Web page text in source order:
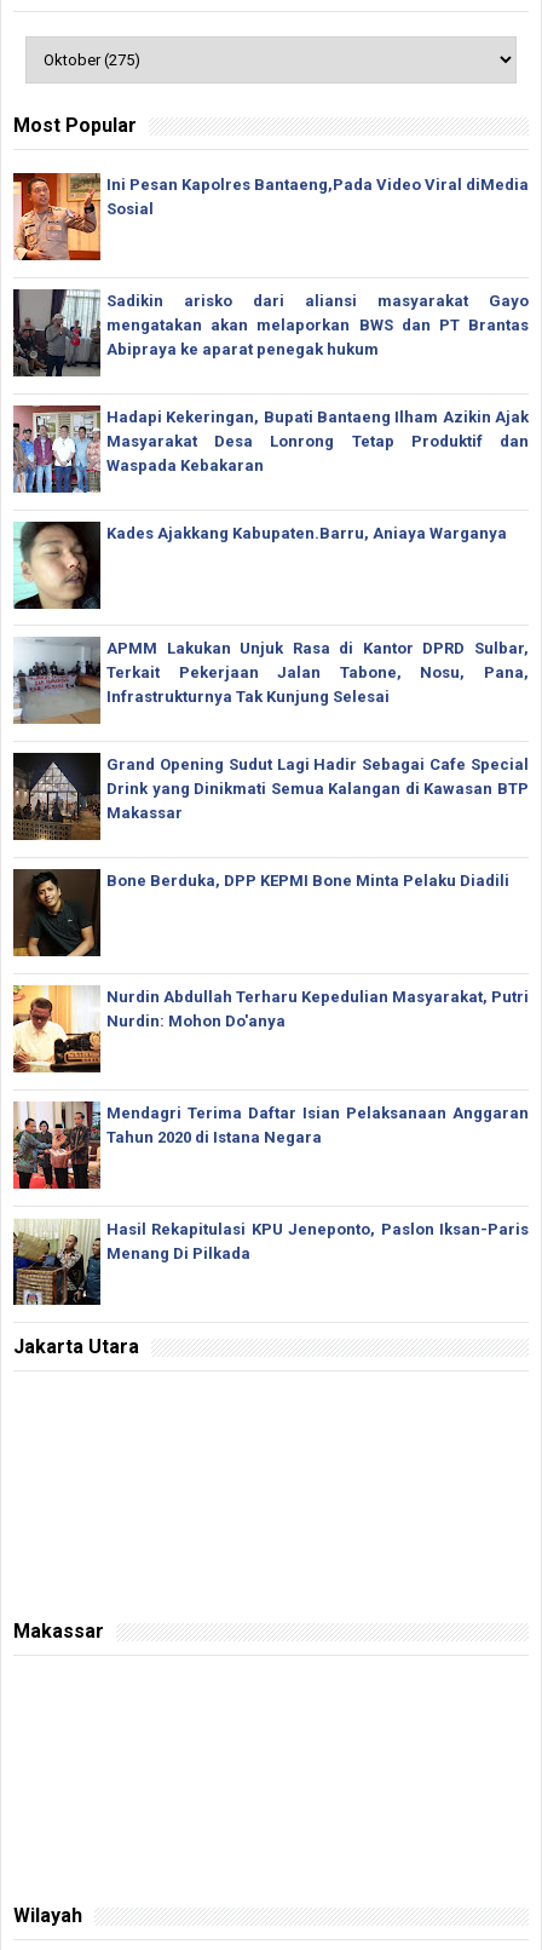
Most Popular
Ini Pesan Kapolres Bantaeng,Pada Video Viral diMedia
Sosial
Sadikin arisko dari aliansi masyarakat Gayo
mengatakan akan melaporkan BWS dan PT Brantas
Abipraya ke aparat penegak hukum
Hadapi Kekeringan, Bupati Bantaeng Ilham Azikin Ajak
Masyarakat Desa Lonrong Tetap Produktif dan
Waspada Kebakaran
Kades Ajakkang Kabupaten.Barru, Aniaya Warganya
APMM Lakukan Unjuk Rasa di Kantor DPRD Sulbar,
Terkait Pekerjaan Jalan Tabone, Nosu, Pana,
Infrastrukturnya Tak Kunjung Selesai
Grand Opening Sudut Lagi Hadir Sebagai Cafe Special
Drink yang Dinikmati Semua Kalangan di Kawasan BTP
Makassar
Bone Berduka, DPP KEPMI Bone Minta Pelaku Diadili
Nurdin Abdullah Terharu Kepedulian Masyarakat, Putri
Nurdin: Mohon Do'anya
Mendagri Terima Daftar Isian Pelaksanaan Anggaran
Tahun 2020 di Istana Negara
Hasil Rekapitulasi KPU Jeneponto, Paslon Iksan-Paris
Menang Di Pilkada
Jakarta Utara
Makassar
Wilayah